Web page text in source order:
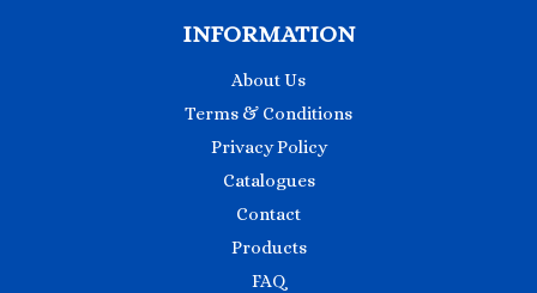
INFORMATION
About Us
Terms & Conditions
Privacy Policy
Catalogues
Contact
Products
FAQ